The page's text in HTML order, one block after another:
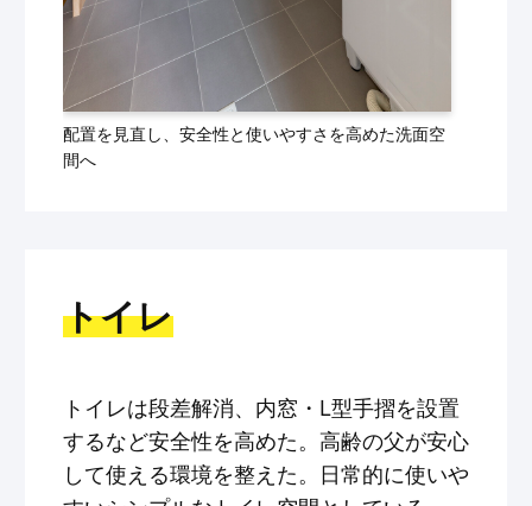
配置を見直し、安全性と使いやすさを高めた洗面空
間へ
トイレ
トイレは段差解消、内窓・L型手摺を設置
するなど安全性を高めた。高齢の父が安心
して使える環境を整えた。日常的に使いや